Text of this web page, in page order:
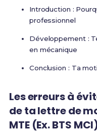
Introduction :
professionnel
Développement :
en mécanique
Conclusion : Ta
Les erreurs à
de ta lettre de
MTE (Ex. BTS